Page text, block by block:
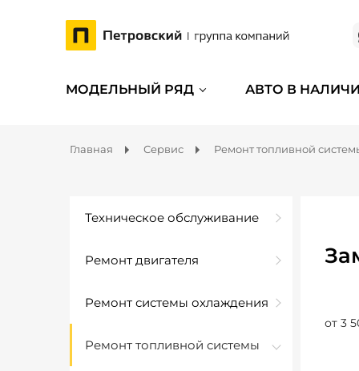
МОДЕЛЬНЫЙ РЯД АВТО В
Главная Сервис Ремонт топливной
Техническое обслуживание
Ремонт двигателя
Ремонт системы охлаждения
Ремонт топливной системы
от 3